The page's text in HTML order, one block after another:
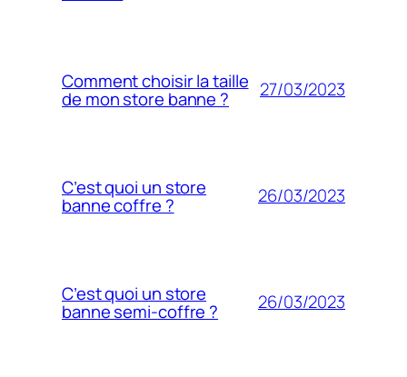
Comment choisir la taille
de mon store banne ? 27/03/2023
C’est quoi un store
banne coffre ? 26/03/2023
C’est quoi un store
banne semi-coffre ? 26/03/2023